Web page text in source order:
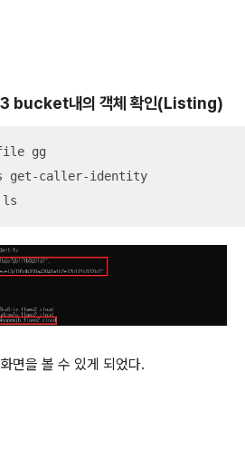
bucket내의 객체 확인(Listing)
gg
get-caller-identity
ls
면을 볼 수 있게 되었다.